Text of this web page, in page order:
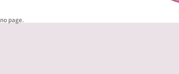
no page.